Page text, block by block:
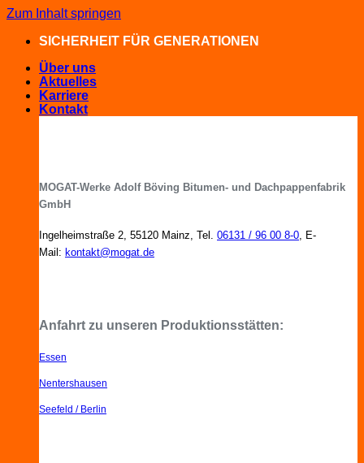
Zum Inhalt springen
SICHERHEIT FÜR GENERATIONEN
Über uns
Aktuelles
Karriere
Kontakt
MOGAT-Werke Adolf Böving Bitumen- und Dachpappenfabrik
GmbH
Ingelheimstraße 2, 55120 Mainz, Tel. 06131 / 96 00 8-0, E-
Mail: kontakt@mogat.de
Anfahrt zu unseren Produktionsstätten:
Essen
Nentershausen
Seefeld / Berlin